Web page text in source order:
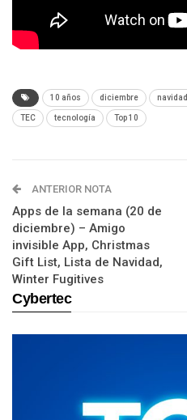
10 años diciembre navidad
TEC tecnología Top 10
ANTERIOR NOTA
Apps de la semana (20 de
diciembre) – Amigo
invisible App, Christmas
Gift List, Lista de Navidad,
Winter Fugitives
Cybertec